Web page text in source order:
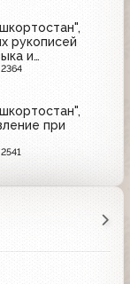
рукописей
и
2364
при
2541